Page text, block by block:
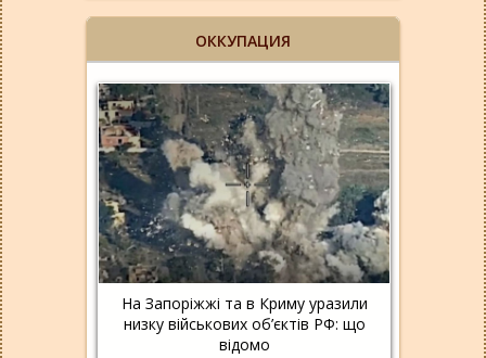
ОККУПАЦИЯ
На Запоріжжі та в Криму уразили
низку військових об’єктів РФ: що
відомо